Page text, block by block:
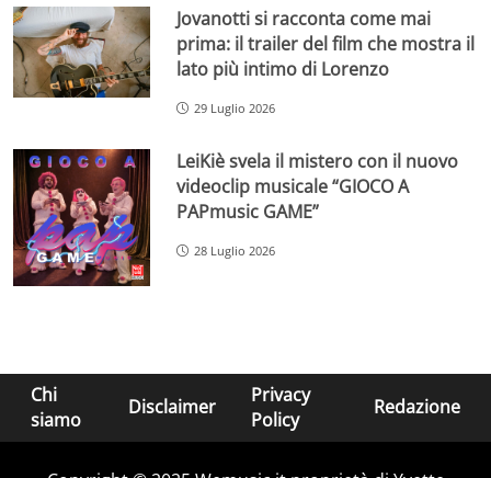
Jovanotti si racconta come mai
prima: il trailer del film che mostra il
lato più intimo di Lorenzo
29 Luglio 2026
LeiKiè svela il mistero con il nuovo
videoclip musicale “GIOCO A
PAPmusic GAME”
28 Luglio 2026
Chi
siamo
Disclaimer
Privacy
Policy
Redazione